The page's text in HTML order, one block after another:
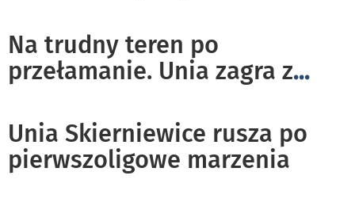
Na trudny teren po
przełamanie. Unia zagra z...
Unia Skierniewice rusza po
pierwszoligowe marzenia